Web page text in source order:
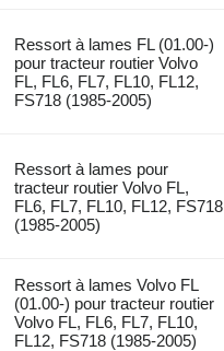
Ressort à lames FL (01.00-)
pour tracteur routier Volvo
FL, FL6, FL7, FL10, FL12,
FS718 (1985-2005)
Ressort à lames pour
tracteur routier Volvo FL,
FL6, FL7, FL10, FL12, FS718
(1985-2005)
Ressort à lames Volvo FL
(01.00-) pour tracteur routier
Volvo FL, FL6, FL7, FL10,
FL12, FS718 (1985-2005)